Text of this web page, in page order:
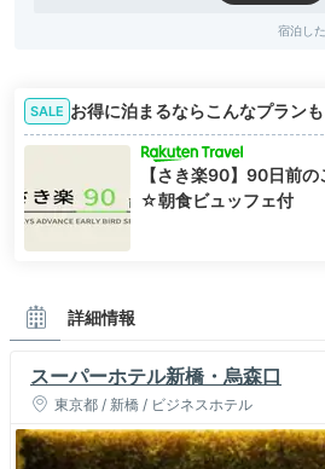
お部屋の過ごしや
広さ
広くないけど一人なら十分。くつろぐス
快適！
ベッド
コンセント
便利な場所に配置されているので不満はな
シャワー・お風呂
宿泊し
SALE お得に泊まるならこんなプランも
【さき楽90】90日前
☆朝食ビュッフェ付
詳細情報
スーパーホテル新橋・烏森口
東京都 / 新橋 / ビジネスホテル